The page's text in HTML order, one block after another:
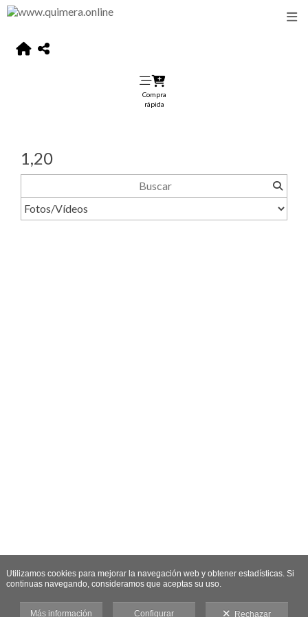
Compra
rápida
1,20
Utilizamos cookies para mejorar la navegación web y obtener estadísticas. Si
continuas navegando, consideramos que aceptas su uso.
Más información Configurar Rechazar